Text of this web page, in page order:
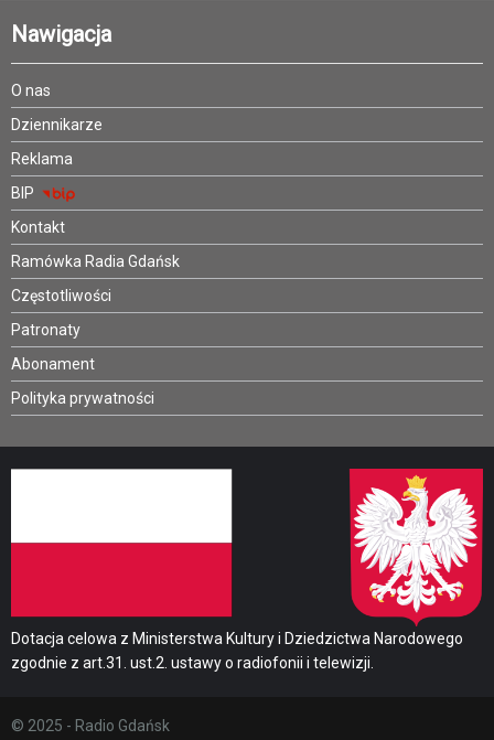
Nawigacja
O nas
Dziennikarze
Reklama
BIP
Kontakt
Ramówka Radia Gdańsk
Częstotliwości
Patronaty
Abonament
Polityka prywatności
Dotacja celowa z Ministerstwa Kultury i Dziedzictwa Narodowego
zgodnie z art.31. ust.2. ustawy o radiofonii i telewizji.
© 2025 - Radio Gdańsk